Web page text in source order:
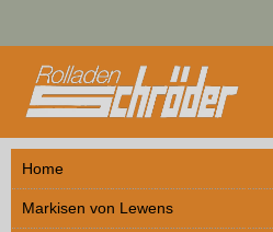
Home
Markisen von Lewens